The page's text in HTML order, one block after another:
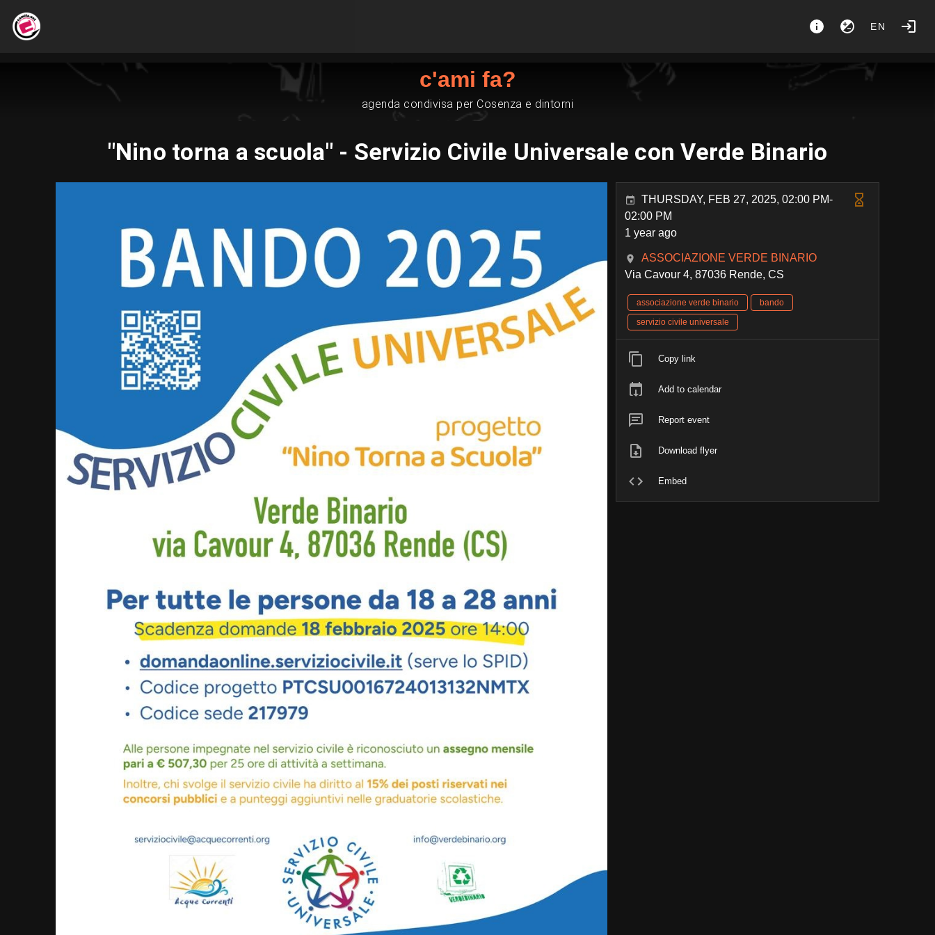
EN
c'ami fa?
agenda condivisa per Cosenza e dintorni
"Nino torna a scuola" - Servizio Civile Universale con Verde Binario
THURSDAY, FEB 27, 2025, 02:00 PM-
02:00 PM
1 year ago
ASSOCIAZIONE VERDE BINARIO
Via Cavour 4, 87036 Rende, CS
associazione verde binario
bando
servizio civile universale
Copy link
Add to calendar
Report event
Download flyer
Embed